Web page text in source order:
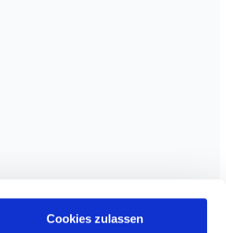
Cookies zulassen